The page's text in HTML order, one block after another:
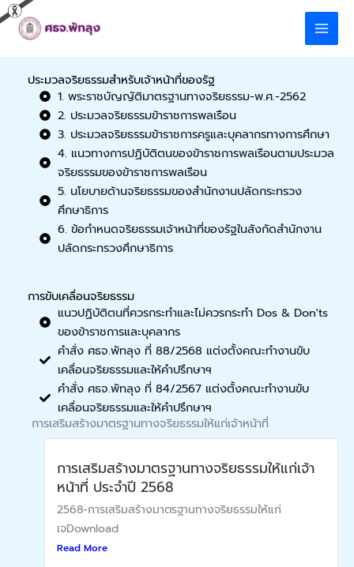
Skip
to
ประมวลจริยธรรมสำหรับเจ้าหน้าที่ของรัฐ
1. พระราชบัญญัติมาตรฐานทางจริยธรรม-พ.ศ.-2562
2. ประมวลจริยธรรมข้าราชการพลเรือน
3. ประมวลจริยธรรมข้าราชการครูและบุคลากรทางการศึกษา
4. แนวทางการปฏิบัติตนของข้าราชการพลเรือนตามประมวล
จริยธรรมของข้าราชการพลเรือน
5. นโยบายด้านจริยธรรมของสำนักงานปลัดกระทรวง
ศึกษาธิการ
6. ข้อกำหนดจริยธรรมเจ้าหน้าที่ของรัฐในสังกัดสำนักงาน
ปลัดกระทรวงศึกษาธิการ
การขับเคลื่อนจริยธรรม
แนวปฏิบัติตนที่ควรกระทำและไม่ควรกระทำ Dos & Don'ts
ของข้าราชการและบุคลากร
คำสั่ง ศธจ.พัทลุง ที่ 88/2568 แต่งตั้งคณะทำงานขับ
เคลื่อนจริยธรรมและให้คำปรึกษาฯ
คำสั่ง ศธจ.พัทลุง ที่ 84/2567 แต่งตั้งคณะทำงานขับ
เคลื่อนจริยธรรมและให้คำปรึกษาฯ
การเสริมสร้างมาตรฐานทางจริยธรรมให้แก่เจ้าหน้าที่
การเสริมสร้างมาตรฐานทางจริยธรรมให้แก่เจ้า
หน้าที่ ประจำปี 2568
2568-การเสริมสร้างมาตรฐานทางจริยธรรมให้แก่
เจDownload
Read More